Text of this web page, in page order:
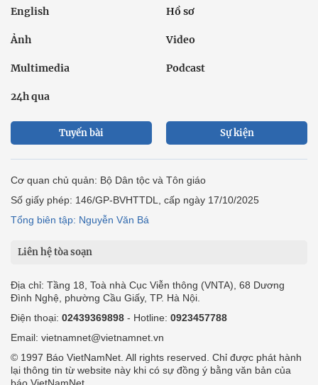
English Hồ sơ
Ảnh Video
Multimedia Podcast
24h qua
Tuyến bài Sự kiện
Cơ quan chủ quản: Bộ Dân tộc và Tôn giáo
Số giấy phép: 146/GP-BVHTTDL, cấp ngày 17/10/2025
Tổng biên tập: Nguyễn Văn Bá
Liên hệ tòa soạn
Địa chỉ: Tầng 18, Toà nhà Cục Viễn thông (VNTA), 68 Dương
Đình Nghệ, phường Cầu Giấy, TP. Hà Nội.
Điện thoại: 02439369898 - Hotline: 0923457788
Email: vietnamnet@vietnamnet.vn
© 1997 Báo VietNamNet. All rights reserved. Chỉ được phát hành
lại thông tin từ website này khi có sự đồng ý bằng văn bản của